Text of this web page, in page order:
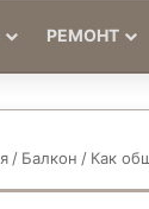
РЕМОНТ
/ Балкон / Как